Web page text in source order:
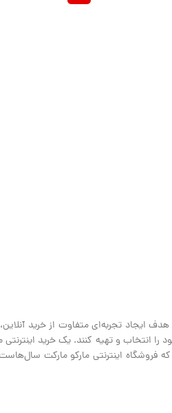
ایجاد تجربه‌ای متفاوت از خرید
را انتخاب و تهیه کنند. یک خرید
اینترنتی مارکو مارکت